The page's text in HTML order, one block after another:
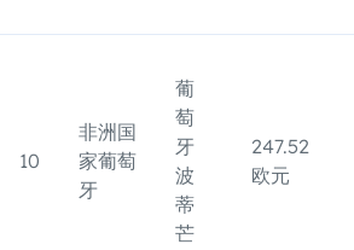
10
非洲国
家葡萄
牙
葡
萄
牙
波
蒂
芒
247.52
欧元